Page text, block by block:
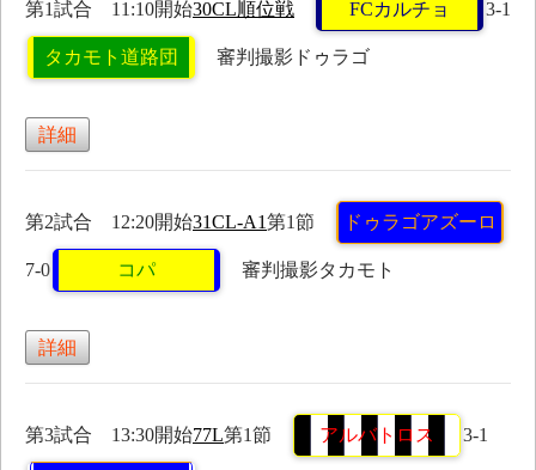
第1試合 11:10開始30CL順位戦 FCカルチョ 3-1
タカモト道路団 審判撮影ドゥラゴ
詳細
第2試合 12:20開始31CL-A1第1節 ドゥラゴアズーロ
7-0 コパ 審判撮影タカモト
詳細
第3試合 13:30開始77L第1節 アルバトロス 3-1